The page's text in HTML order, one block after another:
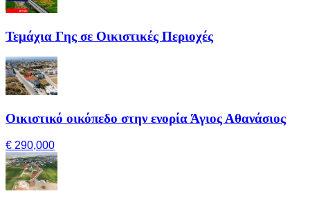
Τεμάχια Γης σε Οικιστικές Περιοχές
Οικιστικό οικόπεδο στην ενορία Άγιος Αθανάσιος
€ 290,000